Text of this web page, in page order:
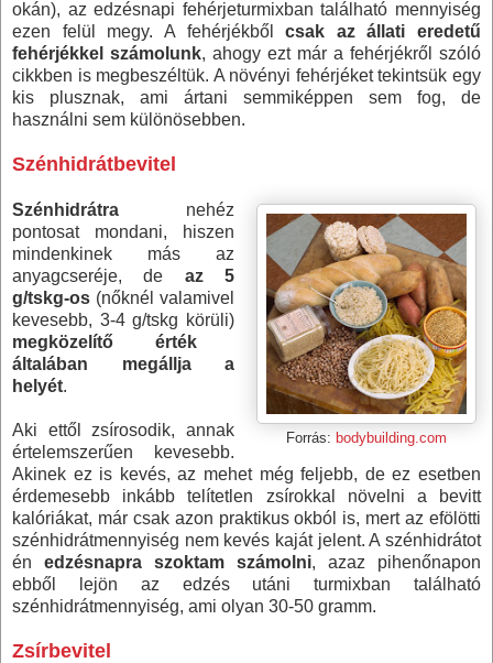
okán), az edzésnapi fehérjeturmixban található mennyiség
ezen felül megy. A fehérjékbőlcsak az állati eredetű
fehérjékkel számolunk, ahogy ezt már a fehérjékről szóló
cikkben is megbeszéltük. A növényi fehérjéket tekintsük egy
kis plusznak, ami ártani semmiképpen sem fog, de
használni sem különösebben.
Szénhidrátbevitel
Forrás: bodybuilding.com
Szénhidrátra nehéz
pontosat mondani, hiszen
mindenkinek más az
anyagcseréje, de az 5
g/tskg-os (nőknél valamivel
kevesebb, 3-4 g/tskg körüli)
megközelítő érték
általában megállja a
helyét.
Aki ettől zsírosodik, annak
értelemszerűen kevesebb.
Akinek ez is kevés, az mehet még feljebb, de ez esetben
érdemesebb inkább telítetlen zsírokkal növelni a bevitt
kalóriákat, már csak azon praktikus okból is, mert az efölötti
szénhidrátmennyiség nem kevés kaját jelent. A szénhidrátot
én edzésnapra szoktam számolni, azaz pihenőnapon
ebből lejön az edzés utáni turmixban található
szénhidrátmennyiség, ami olyan 30-50 gramm.
Zsírbevitel